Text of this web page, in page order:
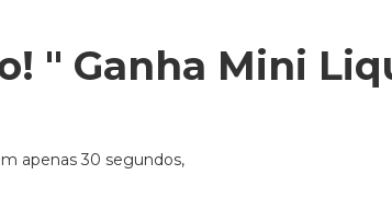
" Ganha Mini
apenas 30 segundos,